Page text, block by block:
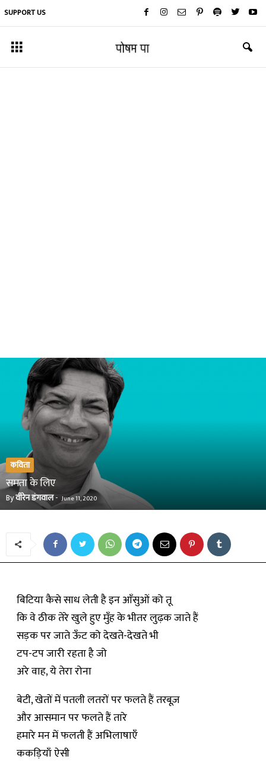
SUPPORT US
कविता
समता के लिए
Byवीरेन डंगवाल- June 11, 2020
बिटिया कैसे साध लेती है इन आँसुओं को तू
कि वे ठीक तेरे खुले हुए मुँह के भीतर लुढ़क जाते हैं
सड़क पर जाते ऊँट को देखते-देखते भी
टप-टप जारी रहता है जो
अरे वाह, ये तेरा रोना
बेटी, खेतों में पतली लतरों पर फलते हैं तरबूज़
और आसमान पर फलते हैं तारे
हमारे मन में फलती हैं अभिलाषाएँ
ककड़ियाँ ऐसी